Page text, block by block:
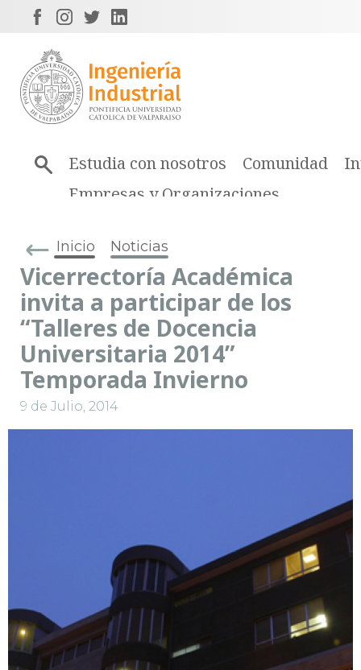
Estudia con nosotros Comunidad
Empresas y Organizaciones
Inicio Noticias
Vicerrectoría Académica
invita a participar de los
“Talleres de Docencia
Universitaria 2014”
Temporada Invierno
9 de Julio, 2014